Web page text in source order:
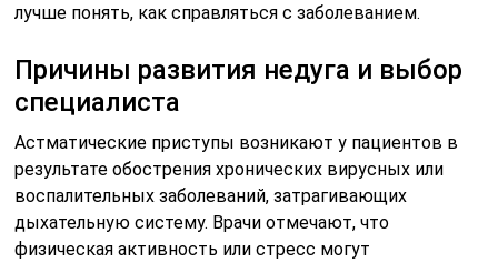
лучше понять, как справляться с заболеванием.
Причины развития недуга и выбор
специалиста
Астматические приступы возникают у пациентов в
результате обострения хронических вирусных или
воспалительных заболеваний, затрагивающих
дыхательную систему. Врачи отмечают, что
физическая активность или стресс могут